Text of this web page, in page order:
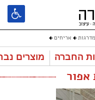
מדרגות אריחים
החברה מוצרים
אפור